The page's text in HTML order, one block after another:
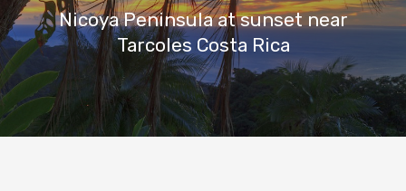
Nicoya Peninsula at sunset near
Tarcoles Costa Rica